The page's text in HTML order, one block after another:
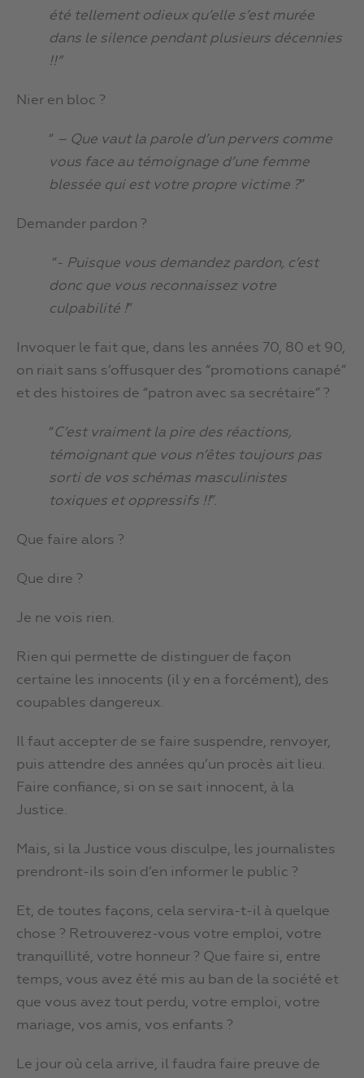
été tellement odieux qu’elle s’est murée
dans le silence pendant plusieurs décennies
!!”
Nier en bloc ?
“ – Que vaut la parole d’un pervers comme
vous face au témoignage d’une femme
blessée qui est votre propre victime ?”
Demander pardon ?
“- Puisque vous demandez pardon, c’est
donc que vous reconnaissez votre
culpabilité !”
Invoquer le fait que, dans les années 70, 80 et 90,
on riait sans s’offusquer des “promotions canapé”
et des histoires de “patron avec sa secrétaire” ?
“C’est vraiment la pire des réactions,
témoignant que vous n’êtes toujours pas
sorti de vos schémas masculinistes
toxiques et oppressifs !!”.
Que faire alors ?
Que dire ?
Je ne vois rien.
Rien qui permette de distinguer de façon
certaine les innocents (il y en a forcément), des
coupables dangereux.
Il faut accepter de se faire suspendre, renvoyer,
puis attendre des années qu’un procès ait lieu.
Faire confiance, si on se sait innocent, à la
Justice.
Mais, si la Justice vous disculpe, les journalistes
prendront-ils soin d’en informer le public ?
Et, de toutes façons, cela servira-t-il à quelque
chose ? Retrouverez-vous votre emploi, votre
tranquillité, votre honneur ? Que faire si, entre
temps, vous avez été mis au ban de la société et
que vous avez tout perdu, votre emploi, votre
mariage, vos amis, vos enfants ?
Le jour où cela arrive, il faudra faire preuve de